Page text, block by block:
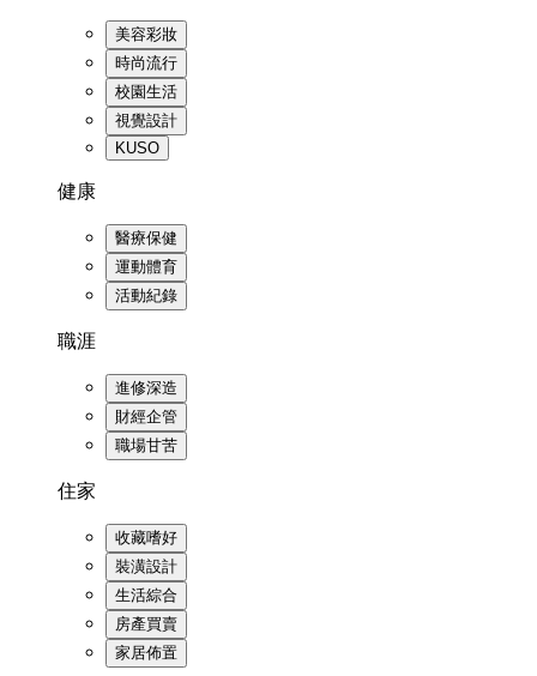
美容彩妝
時尚流行
校園生活
視覺設計
KUSO
健康
醫療保健
運動體育
活動紀錄
職涯
進修深造
財經企管
職場甘苦
住家
收藏嗜好
裝潢設計
生活綜合
房產買賣
家居佈置